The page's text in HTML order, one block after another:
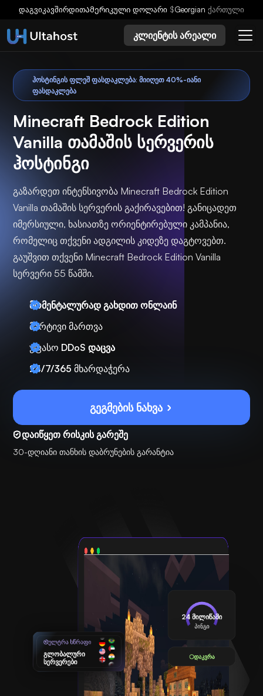
დაგვიკავშირდითᲐმერიკული დოლარი $Georgian ქართული
კლიენტის არეალი
ᲰᲝᲡᲢᲘᲜᲒᲘᲡ ᲤᲚᲔᲨ ᲤᲐᲡᲓᲐᲙᲚᲔᲑᲐ: ᲛᲘᲘᲦᲔᲗ 40%-ᲘᲐᲜᲘ
ᲤᲐᲡᲓᲐᲙᲚᲔᲑᲐ
Minecraft Bedrock Edition
Vanilla თამაშის სერვერის
ჰოსტინგი
გაზარდეთ ინტენსივობა Minecraft Bedrock Edition
Vanilla თამაშის სერვერის გაქირავებით! განიცადეთ
იმერსიული, ხასიათზე ორიენტირებული კამპანია,
რომელიც თქვენი ადგილის კიდეზე დაგტოვებთ.
გაუშვით თქვენი Minecraft Bedrock Edition Vanilla
სერვერი 55 წამში.
მომენტალურად გახდით ონლაინ
მარტივი მართვა
უფასო DDoS დაცვა
24/7/365 მხარდაჭერა
გეგმების ნახვა
დაიწყეთ რისკის გარეშე
30-დღიანი თანხის დაბრუნების გარანტია
ულტრა სწრაფი
გლობალური
სერვერები
24 მილიწამი
პინგი
დაკვრა